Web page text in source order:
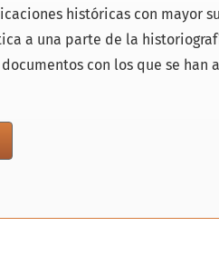
históricas con mayor
a una parte de la
con los que se han